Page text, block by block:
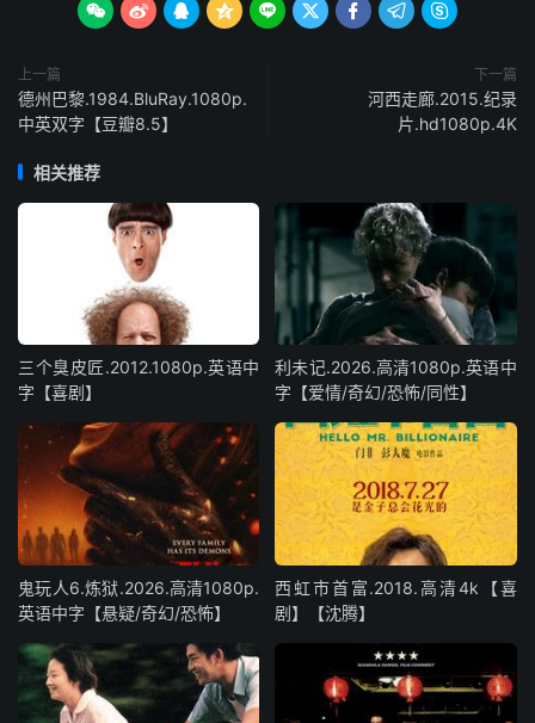
        
上一篇
德州巴黎.1984.BluRay.1080p.
中英双字【豆瓣8.5】
下一篇
河西走廊.2015.纪录
片.hd1080p.4K
相关推荐
三个臭皮匠.2012.1080p.英语中
字【喜剧】
利未记.2026.高清1080p.英语中
字【爱情/奇幻/恐怖/同性】
鬼玩人6.炼狱.2026.高清1080p.
英语中字【悬疑/奇幻/恐怖】
西虹市首富.2018.高清4k【喜
剧】【沈腾】